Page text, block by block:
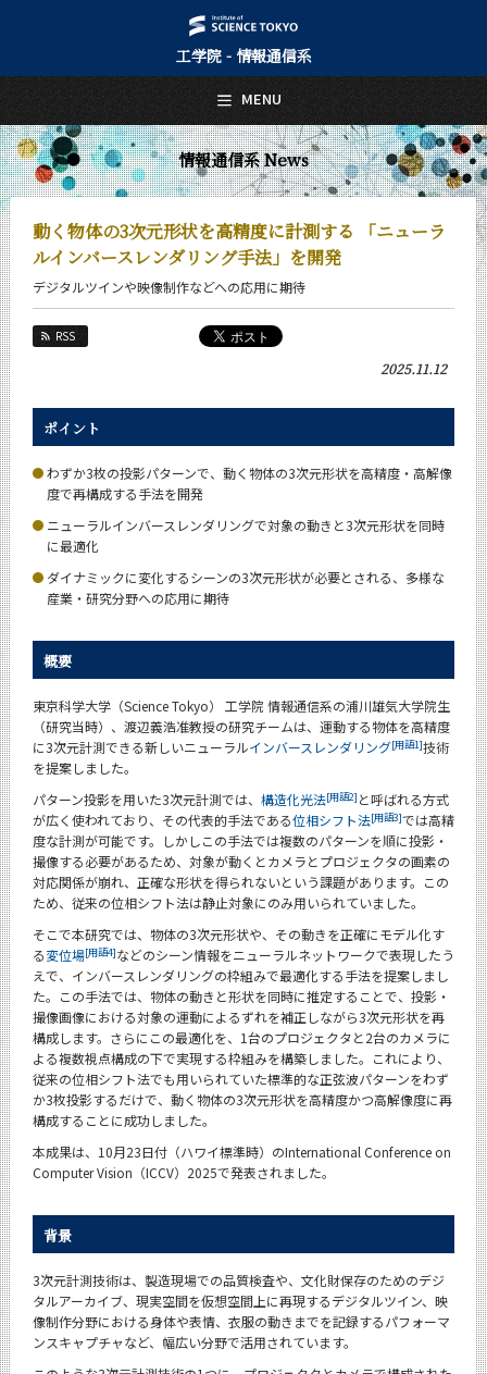
工学院 - 情報通信系
情報通信系 News
動く物体の3次元形状を高精度に計測する 「ニューラ
ルインバースレンダリング手法」を開発
デジタルツインや映像制作などへの応用に期待
RSS
2025.11.12
ポイント
わずか3枚の投影パターンで、動く物体の3次元形状を高精度・高解像
度で再構成する手法を開発
ニューラルインバースレンダリングで対象の動きと3次元形状を同時
に最適化
ダイナミックに変化するシーンの3次元形状が必要とされる、多様な
産業・研究分野への応用に期待
概要
東京科学大学（Science Tokyo） 工学院 情報通信系の浦川雄気大学院生
（研究当時）、渡辺義浩准教授の研究チームは、運動する物体を高精度
に3次元計測できる新しいニューラルインバースレンダリング[用語1]技術
を提案しました。
パターン投影を用いた3次元計測では、 構造化光法[用語2] と呼ばれる方式
が広く使われており、その代表的手法である位相シフト法[用語3]では高精
度な計測が可能です。しかしこの手法では複数のパターンを順に投影・
撮像する必要があるため、対象が動くとカメラとプロジェクタの画素の
対応関係が崩れ、正確な形状を得られないという課題があります。この
ため、従来の位相シフト法は静止対象にのみ用いられていました。
そこで本研究では、物体の3次元形状や、その動きを正確にモデル化す
る変位場[用語4]などのシーン情報をニューラルネットワークで表現したう
えで、インバースレンダリングの枠組みで最適化する手法を提案しまし
た。この手法では、物体の動きと形状を同時に推定することで、投影・
撮像画像における対象の運動によるずれを補正しながら3次元形状を再
構成します。さらにこの最適化を、1台のプロジェクタと2台のカメラに
よる複数視点構成の下で実現する枠組みを構築しました。これにより、
従来の位相シフト法でも用いられていた標準的な正弦波パターンをわず
か3枚投影するだけで、動く物体の3次元形状を高精度かつ高解像度に再
構成することに成功しました。
本成果は、10月23日付（ハワイ標準時）のInternational Conference on
Computer Vision（ICCV）2025で発表されました。
背景
3次元計測技術は、製造現場での品質検査や、文化財保存のためのデジ
タルアーカイブ、現実空間を仮想空間上に再現するデジタルツイン、映
像制作分野における身体や表情、衣服の動きまでを記録するパフォーマ
ンスキャプチャなど、幅広い分野で活用されています。
MENU
日本語 English
トップページ
Top Page
情報通信系について
About Us
Education
教員・研究室
入学案内
情報通信系 News
News
News 一覧
カテゴリ別
月別
イベントカレンダー
Event Calendar
サイト構成
学内向け情報
CLOSE